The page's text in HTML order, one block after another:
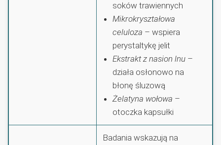
soków trawiennych
Mikrokryształowa
celuloza – wspiera
perystaltykę jelit
Ekstrakt z nasion lnu –
działa osłonowo na
błonę śluzową
Żelatyna wołowa –
otoczka kapsułki
Badania wskazują na